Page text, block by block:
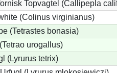
Topvagtel (Callipepla
(Colinus virginianus)
(Tetrastes bonasia)
urogallus)
(Lyrurus tetrix)